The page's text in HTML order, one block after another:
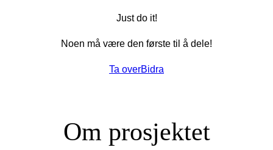
Just do it!
Noen må være den første til å dele!
Ta overBidra
Om prosjektet